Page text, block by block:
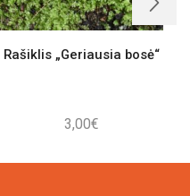
Rašiklis „Geriausia bosė“
3,00€